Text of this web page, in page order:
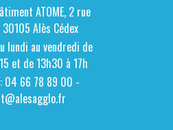
ATOME, 2 rue
Alès Cédex
lundi au vendredi de
et de 13h30 à 17h
: 04 66 78 89 00 -